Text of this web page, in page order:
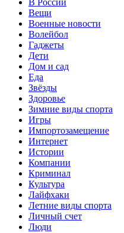
Вещи
Военные новости
Волейбол
Гаджеты
Дети
Дом и сад
Еда
Звёзды
Здоровье
Зимние виды спорта
Игры
Импортозамещение
Интернет
Истории
Компании
Криминал
Культура
Лайфхаки
Летние виды спорта
Личный счет
Люди